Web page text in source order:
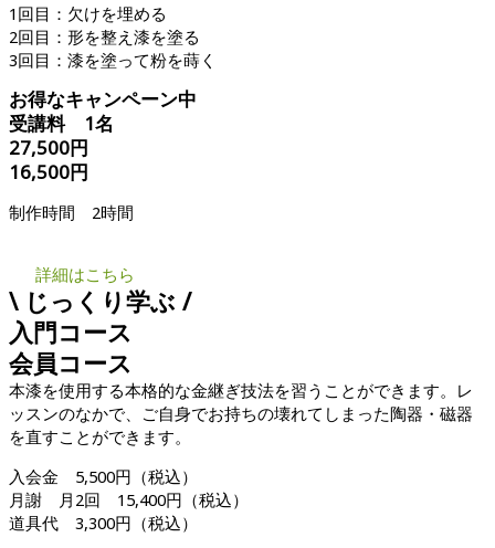
1回目：欠けを埋める
2回目：形を整え漆を塗る
3回目：漆を塗って粉を蒔く
お得なキャンペーン中
受講料 1名
27,500円
16,500円
制作時間 2時間
詳細はこちら
\ じっくり学ぶ /
入門コース
会員コース
本漆を使用する本格的な金継ぎ技法を習うことができます。レ
ッスンのなかで、ご自身でお持ちの壊れてしまった陶器・磁器
を直すことができます。
入会金 5,500円（税込）
月謝 月2回 15,400円（税込）
道具代 3,300円（税込）